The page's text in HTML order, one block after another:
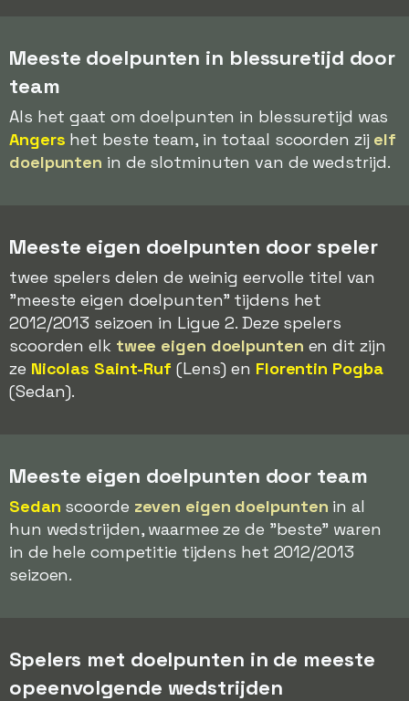
Meeste doelpunten in blessuretijd door
team
Als het gaat om doelpunten in blessuretijd was
Angers het beste team, in totaal scoorden zij elf
doelpunten in de slotminuten van de wedstrijd.
Meeste eigen doelpunten door speler
twee spelers delen de weinig eervolle titel van
"meeste eigen doelpunten" tijdens het
2012/2013 seizoen in Ligue 2. Deze spelers
scoorden elk twee eigen doelpunten en dit zijn
ze Nicolas Saint-Ruf (Lens) en Florentin Pogba
(Sedan).
Meeste eigen doelpunten door team
Sedan scoorde zeven eigen doelpunten in al
hun wedstrijden, waarmee ze de "beste" waren
in de hele competitie tijdens het 2012/2013
seizoen.
Spelers met doelpunten in de meeste
opeenvolgende wedstrijden